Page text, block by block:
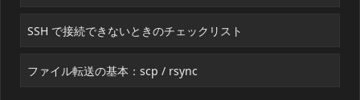
SSH で接続できないときのチェックリスト
ファイル転送の基本：scp / rsync